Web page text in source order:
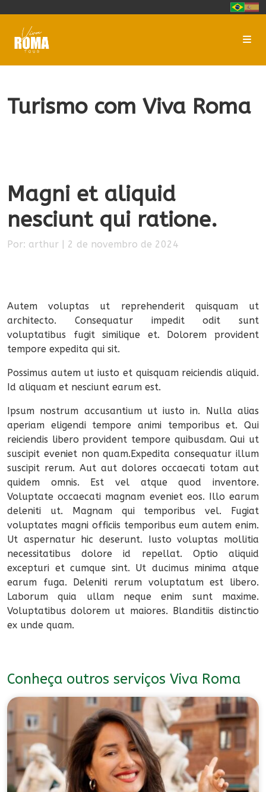
Turismo com Viva Roma
Magni et aliquid
nesciunt qui ratione.
Por: arthur | 2 de novembro de 2024
Autem voluptas ut reprehenderit quisquam ut
architecto. Consequatur impedit odit sunt
voluptatibus fugit similique et. Dolorem provident
tempore expedita qui sit.
Possimus autem ut iusto et quisquam reiciendis aliquid.
Id aliquam et nesciunt earum est.
Ipsum nostrum accusantium ut iusto in. Nulla alias
aperiam eligendi tempore animi temporibus et. Qui
reiciendis libero provident tempore quibusdam. Qui ut
suscipit eveniet non quam.Expedita consequatur illum
suscipit rerum. Aut aut dolores occaecati totam aut
quidem omnis. Est vel atque quod inventore.
Voluptate occaecati magnam eveniet eos. Illo earum
deleniti ut. Magnam qui temporibus vel. Fugiat
voluptates magni officiis temporibus eum autem enim.
Ut aspernatur hic deserunt. Iusto voluptas mollitia
necessitatibus dolore id repellat. Optio aliquid
excepturi et cumque sint. Ut ducimus minima atque
earum fuga. Deleniti rerum voluptatum est libero.
Laborum quia ullam neque enim sunt maxime.
Voluptatibus dolorem ut maiores. Blanditiis distinctio
ex unde quam.
Conheça outros serviços Viva Roma